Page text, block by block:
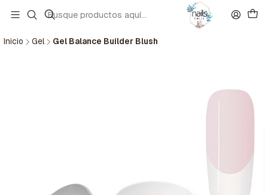
Inicio Gel Gel Balance Builder Blush